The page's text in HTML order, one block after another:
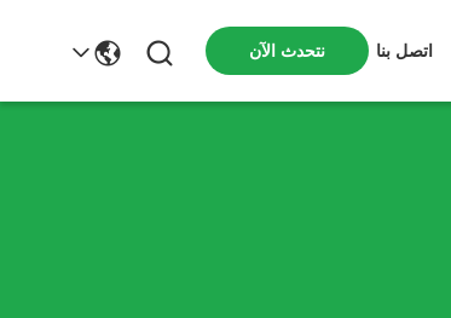
اتصل بنا نتحدث الآن